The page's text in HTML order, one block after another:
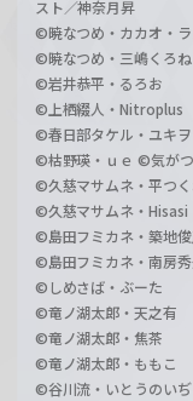
スト／神奈月昇
©暁なつめ・カカオ・
©暁なつめ・三嶋くろね
©岩井恭平・るろお
©上栖綴人・Nitroplus
©春日部タケル・ユキヲ
©枯野瑛・ｕｅ ©気が
©久慈マサムネ・平つ
©久慈マサムネ・Hisasi
©島田フミカネ・築地
©島田フミカネ・南房
©しめさば・ぶーた
©竜ノ湖太郎・天之有
©竜ノ湖太郎・焦茶
©竜ノ湖太郎・ももこ
©谷川流・いとうのいぢ